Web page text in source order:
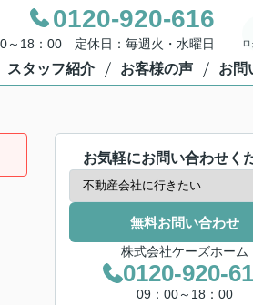
0120-920-616
～18：00 定休日：毎週火・水曜日
スタッフ紹介 お客様の声 お問
お気軽にお問い合わせく
無料お問い合わせ
株式会社ケーズホーム
0120-920-
09：00～18：00